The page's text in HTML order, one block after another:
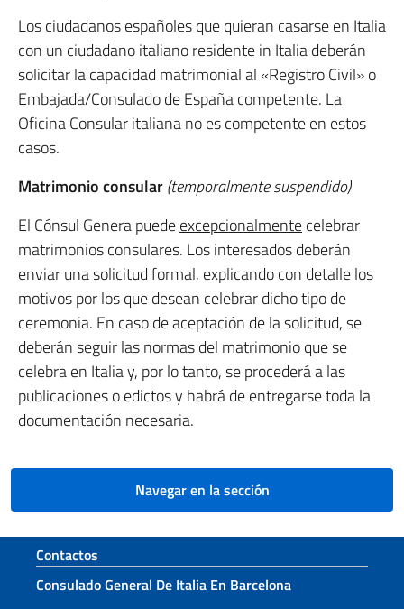
Los ciudadanos españoles que quieran casarse en Italia
con un ciudadano italiano residente in Italia deberán
solicitar la capacidad matrimonial al «Registro Civil» o
Embajada/Consulado de España competente. La
Oficina Consular italiana no es competente en estos
casos.
Matrimonio consular(temporalmente suspendido)
El Cónsul Genera puedeexcepcionalmentecelebrar
matrimonios consulares. Los interesados deberán
enviar una solicitud formal, explicando con detalle los
motivos por los que desean celebrar dicho tipo de
ceremonia. En caso de aceptación de la solicitud, se
deberán seguir las normas del matrimonio que se
celebra en Italia y, por lo tanto, se procederá a las
publicaciones o edictos y habrá de entregarse toda la
documentación necesaria.
Navegar en la sección
Sezione footer
Contactos
Consulado General De Italia En Barcelona